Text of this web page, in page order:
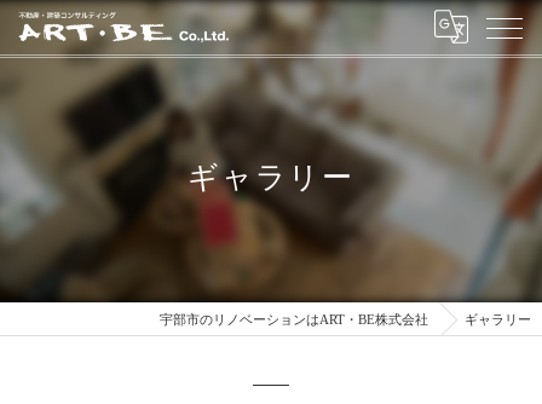
ギャラリー
宇部市のリノベーションはART・BE株式会社 ギャラリー